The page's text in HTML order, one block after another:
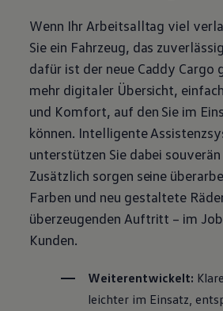
Wenn Ihr Arbeitsalltag viel
Sie ein Fahrzeug, das
dafür ist der neue Caddy Cargo
mehr digitaler Übersicht,
und Komfort, auf den Sie im
können. Intelligente
unterstützen Sie dabei
Zusätzlich sorgen seine
Farben und neu gestaltete
überzeugenden Auftritt – im
Kunden.
Weiterentwickelt:
leichter im Einsatz,